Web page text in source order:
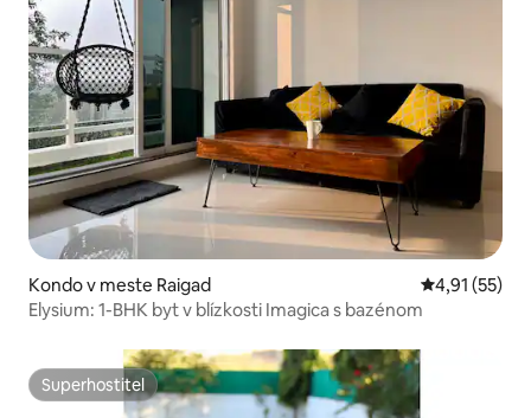
Kondo v meste Raigad Priemerné
4,91 (55)
Elysium: 1-BHK byt v blízkosti Imagica s bazénom
Superhostiteľ
Superhostiteľ